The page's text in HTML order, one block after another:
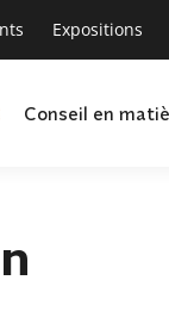
Expositions
Conseil en